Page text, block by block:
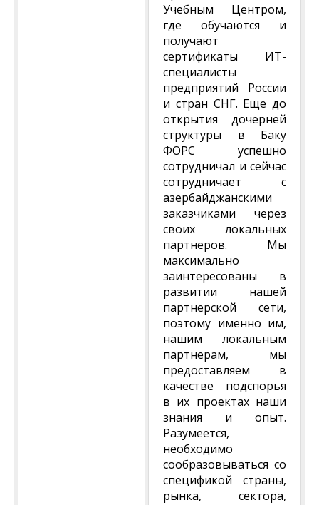
Учебным Центром,
где обучаются и
получают
сертификаты ИТ-
специалисты
предприятий России
и стран СНГ. Еще до
открытия дочерней
структуры в Баку
ФОРС успешно
сотрудничал и сейчас
сотрудничает с
азербайджанскими
заказчиками через
своих локальных
партнеров. Мы
максимально
заинтересованы в
развитии нашей
партнерской сети,
поэтому именно им,
нашим локальным
партнерам, мы
предоставляем в
качестве подспорья
в их проектах наши
знания и опыт.
Разумеется,
необходимо
сообразовываться со
спецификой страны,
рынка, сектора,